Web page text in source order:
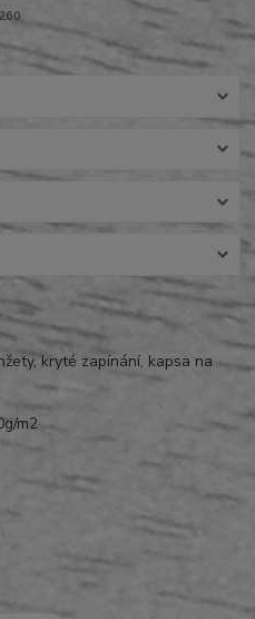
kryté zapínání, kapsa na
m2